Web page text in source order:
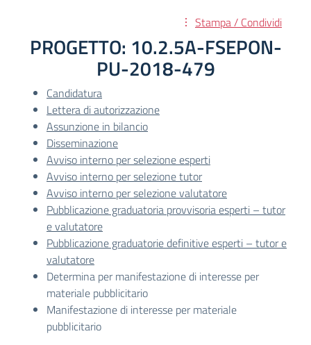
Stampa / Condividi
PROGETTO: 10.2.5A-FSEPON-
PU-2018-479
Candidatura
Lettera di autorizzazione
Assunzione in bilancio
Disseminazione
Avviso interno per selezione esperti
Avviso interno per selezione tutor
Avviso interno per selezione valutatore
Pubblicazione graduatoria provvisoria esperti – tutor
e valutatore
Pubblicazione graduatorie definitive esperti – tutor e
valutatore
Determina per manifestazione di interesse per
materiale pubblicitario
Manifestazione di interesse per materiale
pubblicitario